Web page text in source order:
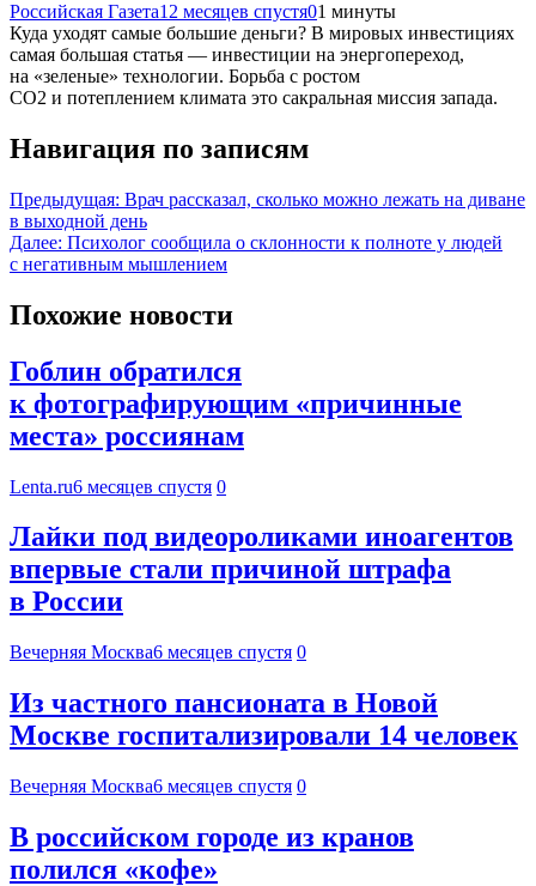
Российская Газета12 месяцев спустя01 минуты
Куда уходят самые большие деньги? В мировых инвестициях
самая большая статья — инвестиции на энергопереход,
на «зеленые» технологии. Борьба с ростом
СО2 и потеплением климата это сакральная миссия запада.
Навигация по записям
Предыдущая: Врач рассказал, сколько можно лежать на диване
в выходной день
Далее: Психолог сообщила о склонности к полноте у людей
с негативным мышлением
Похожие новости
Гоблин обратился
к фотографирующим «причинные
места» россиянам
Lenta.ru6 месяцев спустя 0
Лайки под видеороликами иноагентов
впервые стали причиной штрафа
в России
Вечерняя Москва6 месяцев спустя 0
Из частного пансионата в Новой
Москве госпитализировали 14 человек
Вечерняя Москва6 месяцев спустя 0
В российском городе из кранов
полился «кофе»